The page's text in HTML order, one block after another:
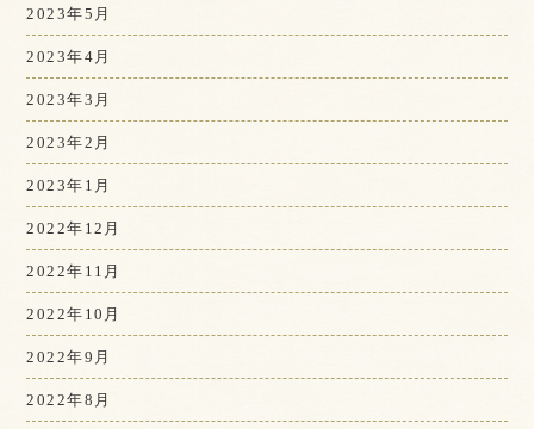
2023年5月
2023年4月
2023年3月
2023年2月
2023年1月
2022年12月
2022年11月
2022年10月
2022年9月
2022年8月